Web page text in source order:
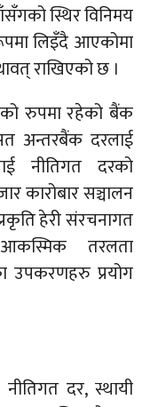
स्थिर विनिमय
लिइँदै आएकोमा
राखिएको छ ।
रुपमा रहेको बैंक
अन्तरबैंक दरलाई
नीतिगत दरको
कारोबार सञ्चालन
हेरी संरचनागत
तरलता
उपकरणहरु प्रयोग
दर, स्थायी